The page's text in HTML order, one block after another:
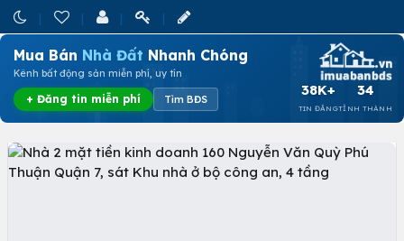
Mua Bán Nhà Đất Nhanh Chóng
Kênh bất động sản miễn phí, uy tín
+ Đăng tin miễn phí Tìm BĐS
38K+
TIN ĐĂNG
34
TỈNH THÀNH